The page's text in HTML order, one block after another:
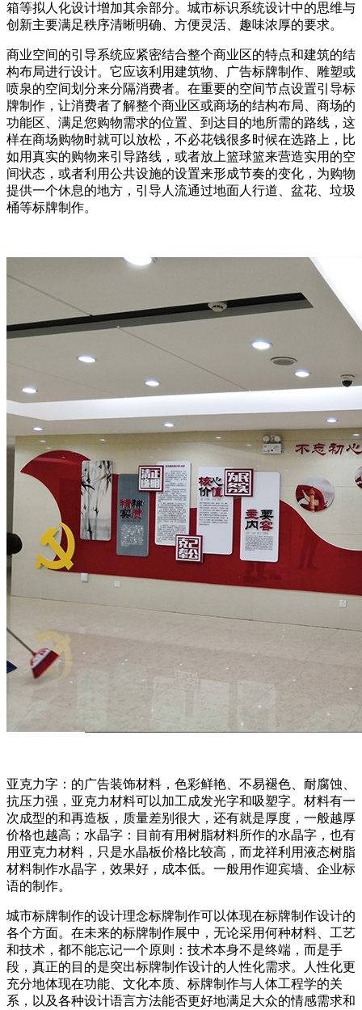
箱等拟人化设计增加其余部分。城市标识系统设计中的思维与
创新主要满足秩序清晰明确、方便灵活、趣味浓厚的要求。
商业空间的引导系统应紧密结合整个商业区的特点和建筑的结
构布局进行设计。它应该利用建筑物、广告标牌制作、雕塑或
喷泉的空间划分来分隔消费者。在重要的空间节点设置引导标
牌制作，让消费者了解整个商业区或商场的结构布局、商场的
功能区、满足您购物需求的位置、到达目的地所需的路线，这
样在商场购物时就可以放松，不必花钱很多时候在选路上，比
如用真实的购物来引导路线，或者放上篮球篮来营造实用的空
间状态，或者利用公共设施的设置来形成节奏的变化，为购物
提供一个休息的地方，引导人流通过地面人行道、盆花、垃圾
桶等标牌制作。
亚克力字：的广告装饰材料，色彩鲜艳、不易褪色、耐腐蚀、
抗压力强，亚克力材料可以加工成发光字和吸塑字。材料有一
次成型的和再造板，质量差别很大，还有就是厚度，一般越厚
价格也越高；水晶字：目前有用树脂材料所作的水晶字，也有
用亚克力材料，只是水晶板价格比较高，而龙祥利用液态树脂
材料制作水晶字，效果好，成本低。一般用作迎宾墙、企业标
语的制作。
城市标牌制作的设计理念标牌制作可以体现在标牌制作设计的
各个方面。在未来的标牌制作展中，无论采用何种材料、工艺
和技术，都不能忘记一个原则：技术本身不是终端，而是手
段，真正的目的是突出标牌制作设计的人性化需求。人性化更
充分地体现在功能、文化本质、标牌制作与人体工程学的关
系，以及各种设计语言方法能否更好地满足大众的情感需求和